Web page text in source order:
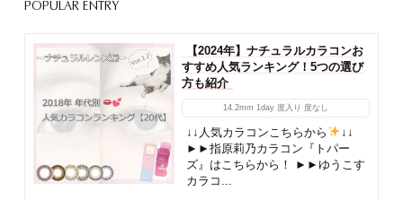
POPULAR ENTRY
【2024年】ナチュラルカラコンお
すすめ人気ランキング！5つの選び
方も紹介
14.2mm 1day 度入り 度なし
↓↓人気カラコンこちらから
↓↓
►►指原莉乃カラコン『トパー
ズ』はこちらから！ ►►ゆうこす
カラコ...